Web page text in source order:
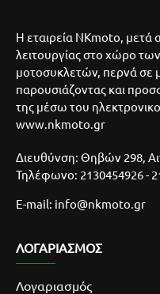
Η εταιρεία NKmoto, μετά
λειτουργίας στο χώρο
μοτοσυκλετών, περνά σε
παρουσιάζοντας και
της μέσω του
www.nkmoto.gr
Διευθύνση: Θηβών 298,
Τηλέφωνο: 2130454926
E-mail: info@nkmoto.gr
ΛΟΓΑΡΙΑΣΜΌΣ
Λογαριασμός